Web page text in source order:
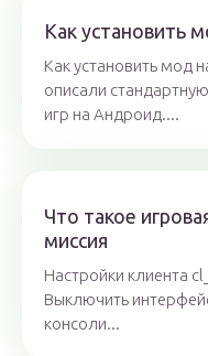
Как установить
Как установить мод
описали
игр на Андроид....
Что такое
миссия
Настройки клиента
Выключить
консоли...